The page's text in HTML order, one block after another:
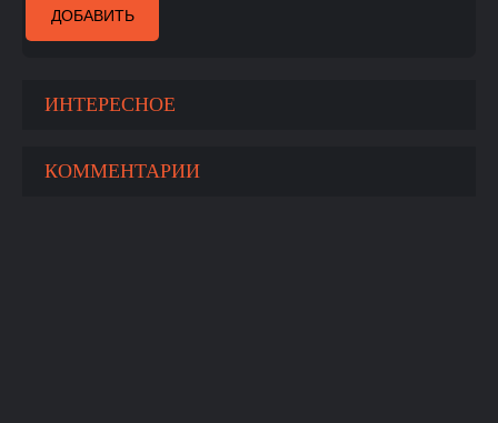
ДОБАВИТЬ
ИНТЕРЕСНОЕ
КОММЕНТАРИИ